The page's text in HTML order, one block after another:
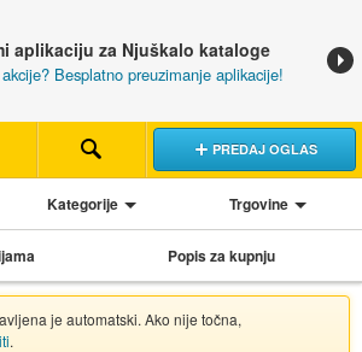
aplikaciju za Njuškalo kataloge
Besplatno preuzimanje aplikacije!
PREDAJ OGLAS
Kategorije Trgovine
Popis za kupnju
je automatski. Ako nije točna,
.